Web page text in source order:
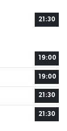
21:30
19:00
19:00
21:30
21:30